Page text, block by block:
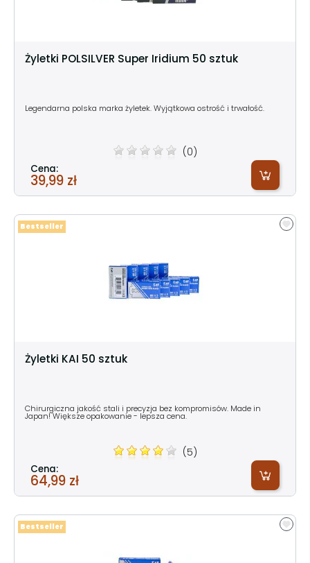
Żyletki POLSILVER Super Iridium 50 sztuk
Legendarna polska marka żyletek. Wyjątkowa ostrość i trwałość.
(0)
Cena:
39,99 zł
Żyletki KAI 50 sztuk
Chirurgiczna jakość stali i precyzja bez kompromisów. Made in
Japan! Większe opakowanie - lepsza cena.
(5)
Cena:
64,99 zł
Bestseller
Bestseller